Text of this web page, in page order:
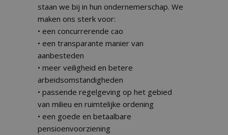
staan we bij in hun ondernemerschap. We
maken ons sterk voor:
• een concurrerende cao
• een transparante manier van
aanbesteden
• meer veiligheid en betere
arbeidsomstandigheden
• passende regelgeving op het gebied
van milieu en ruimtelijke ordening
• een goede en betaalbare
pensioenvoorziening